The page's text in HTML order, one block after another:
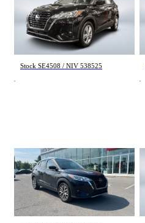
Nissan Kicks
S 2024
35 033 km
20 195 $
Stock SE4508 / NIV 538525
Nissan Kicks
SV 2024
28 019 km
22 495 $